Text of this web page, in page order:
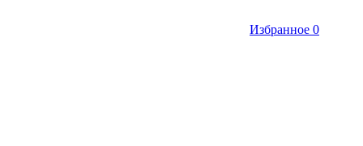
Избранное 0